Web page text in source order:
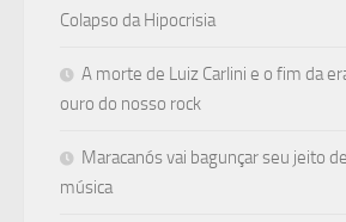
Colapso da Hipocrisia
A morte de Luiz Carlini e o fim da
ouro do nosso rock
Maracanós vai bagunçar seu jeito
música